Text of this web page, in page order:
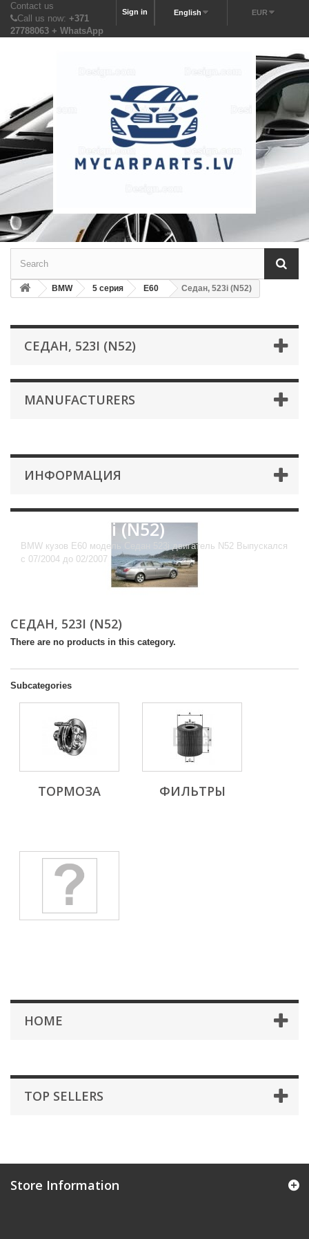
EUR
English
Sign in
Contact us
Call us now: +371
27788063 + WhatsApp
BMW 5 серия E60 Седан, 523i (N52)
СЕДАН, 523I (N52)
MANUFACTURERS
ИНФОРМАЦИЯ
Седан, 523i (N52)
BMW кузов E60 модель Седан 523i двигатель N52 Выпускался
с 07/2004 до 02/2007
СЕДАН, 523I (N52)
There are no products in this category.
Subcategories
ТОРМОЗА ФИЛЬТРЫ
HOME
TOP SELLERS
Store Information